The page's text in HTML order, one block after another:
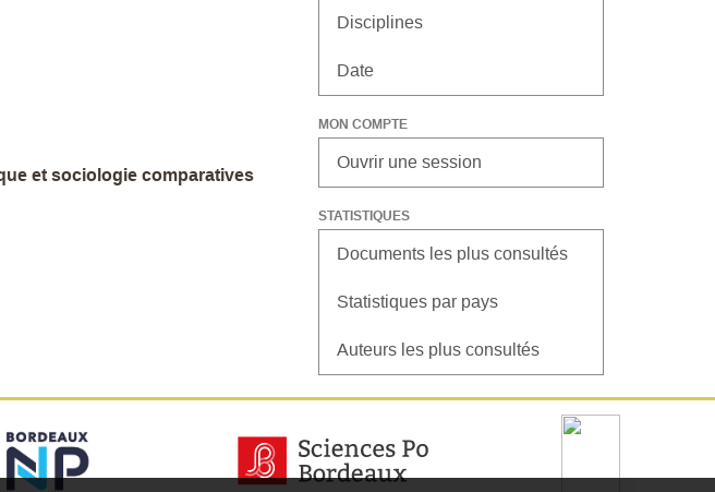
et sociologie comparatives
Disciplines
Date
MON COMPTE
Ouvrir une session
STATISTIQUES
Documents les plus consultés
Statistiques par pays
Auteurs les plus consultés